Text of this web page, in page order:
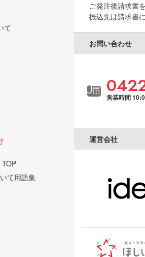
て
て用語集
ご発注後請求書
振込先は請求書
お問い合わせ
営業時間
運営会社